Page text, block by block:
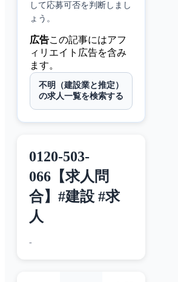
して応募可否を判断しまし
ょう。
広告この記事にはアフ
ィリエイト広告を含み
ます。
不明（建設業と推定）
の求人一覧を検索する
0120-503-
066【求人問
合】#建設 #求
人
-